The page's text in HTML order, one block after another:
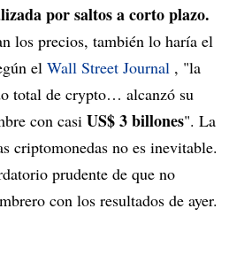
por saltos a corto plazo.
los precios, también lo haría el
el Wall Street Journal , "la
total de crypto… alcanzó su
con casi US$ 3 billones". La
criptomonedas no es inevitable.
prudente de que no
con los resultados de ayer.